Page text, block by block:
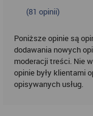
(81 opinii)
Poniższe opinie są
dodawania nowych
moderacji treści. Nie
opinie były klientami
opisywanych usług.